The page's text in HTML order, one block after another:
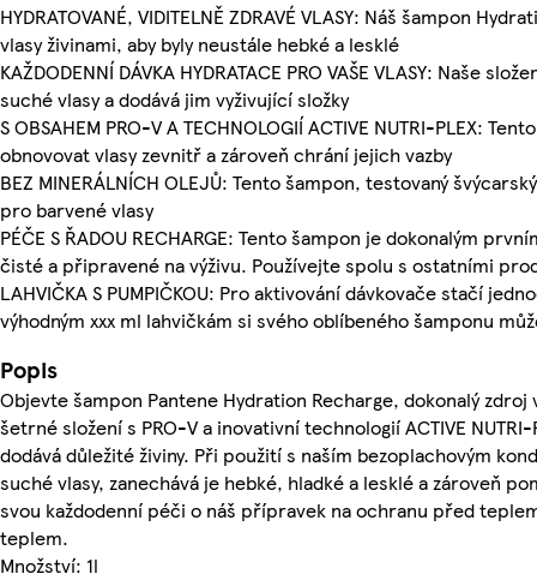
HYDRATOVANÉ, VIDITELNĚ ZDRAVÉ VLASY: Náš šampon
vlasy živinami, aby byly neustále hebké a lesklé
KAŽDODENNÍ DÁVKA HYDRATACE PRO VAŠE VLASY: Naše
suché vlasy a dodává jim vyživující složky
S OBSAHEM PRO-V A TECHNOLOGIÍ ACTIVE NUTRI-PLEX:
obnovovat vlasy zevnitř a zároveň chrání jejich vazby
BEZ MINERÁLNÍCH OLEJŮ: Tento šampon, testovaný
pro barvené vlasy
PÉČE S ŘADOU RECHARGE: Tento šampon je dokonalým
čisté a připravené na výživu. Používejte spolu s ostatními
LAHVIČKA S PUMPIČKOU: Pro aktivování dávkovače stačí
výhodným xxx ml lahvičkám si svého oblíbeného šamponu
Popis
Objevte šampon Pantene Hydration Recharge, dokonalý zdroj
šetrné složení s PRO-V a inovativní technologií ACTIVE
dodává důležité živiny. Při použití s naším bezoplachovým
suché vlasy, zanechává je hebké, hladké a lesklé a zároveň
svou každodenní péči o náš přípravek na ochranu před
teplem.
Množství: 1l